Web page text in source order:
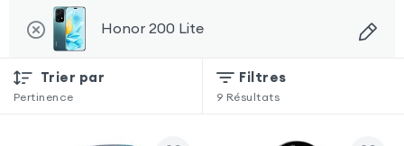
Honor 200 Lite
Trier par
Pertinence
Filtres
9 Résultats